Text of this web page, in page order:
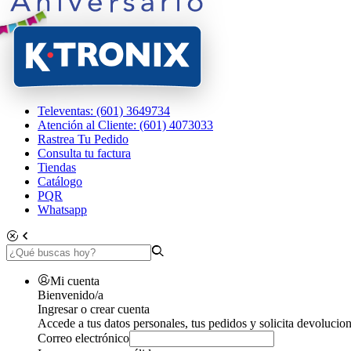
Televentas: (601) 3649734
Atención al Cliente: (601) 4073033
Rastrea Tu Pedido
Consulta tu factura
Tiendas
Catálogo
PQR
Whatsapp
Mi cuenta
Bienvenido/a
Ingresar o crear cuenta
Accede a tus datos personales, tus pedidos y solicita
Correo electrónico